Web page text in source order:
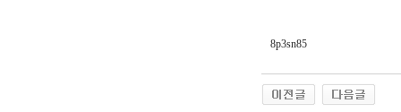
8p3sn85